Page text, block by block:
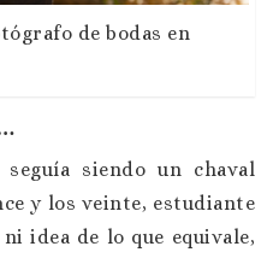
de bodas en
siendo un chaval
y los veinte, estudiante
idea de lo que equivale,